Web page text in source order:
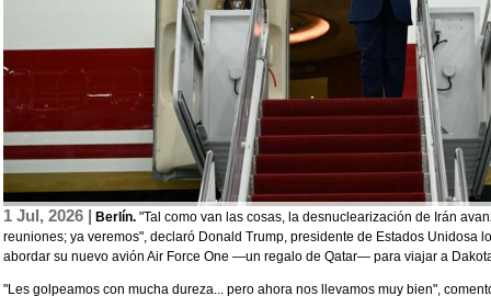
1 Jul, 2026 | Berlín. "Tal como van las cosas, la desnuclearización de Irán
reuniones; ya veremos", declaró Donald Trump, presidente de Estados Unidosa
abordar su nuevo avión Air Force One —un regalo de Qatar— para viajar a
"Les golpeamos con mucha dureza... pero ahora nos llevamos muy bien",